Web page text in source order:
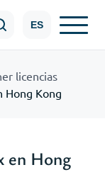
ES
licencias
Hong Kong
en Hong